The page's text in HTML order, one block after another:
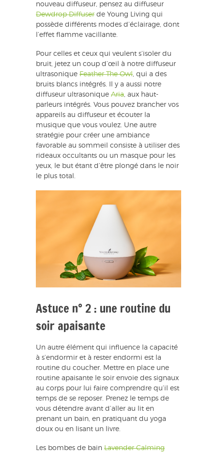
nouveau diffuseur, pensez au diffuseur
Dewdrop Diffuser de Young Living qui
possède différents modes d’éclairage, dont
l’effet flamme vacillante.
Pour celles et ceux qui veulent s’isoler du
bruit, jetez un coup d’œil à notre diffuseur
ultrasonique Feather The Owl, qui a des
bruits blancs intégrés. Il y a aussi notre
diffuseur ultrasonique Aria, aux haut-
parleurs intégrés. Vous pouvez brancher vos
appareils au diffuseur et écouter la
musique que vous voulez. Une autre
stratégie pour créer une ambiance
favorable au sommeil consiste à utiliser des
rideaux occultants ou un masque pour les
yeux, le but étant d’être plongé dans le noir
le plus total.
Astuce n° 2 : une routine du
soir apaisante
Un autre élément qui influence la capacité
à s’endormir et à rester endormi est la
routine du coucher. Mettre en place une
routine apaisante le soir envoie des signaux
au corps pour lui faire comprendre qu’il est
temps de se reposer. Prenez le temps de
vous détendre avant d’aller au lit en
prenant un bain, en pratiquant du yoga
doux ou en lisant un livre.
Les bombes de bain Lavender Calming